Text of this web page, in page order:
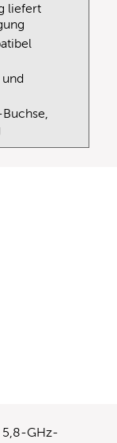
liefert
und
5,8-GHz-